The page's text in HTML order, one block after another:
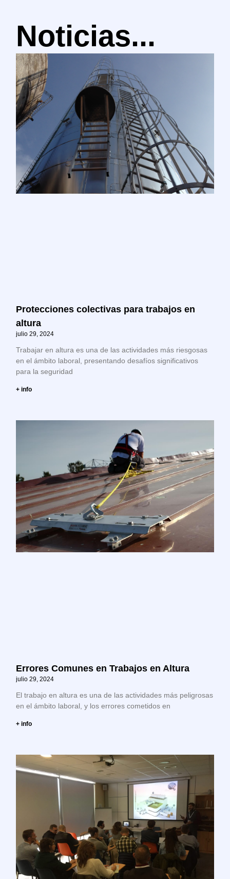
Noticias...
Protecciones colectivas para trabajos en
altura
julio 29, 2024
Trabajar en altura es una de las actividades más riesgosas
en el ámbito laboral, presentando desafíos significativos
para la seguridad
+ info
Errores Comunes en Trabajos en Altura
julio 29, 2024
El trabajo en altura es una de las actividades más peligrosas
en el ámbito laboral, y los errores cometidos en
+ info